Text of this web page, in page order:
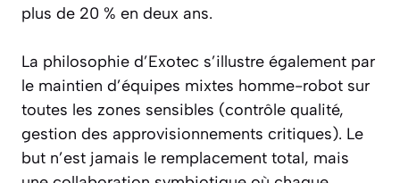
plus de 20 % en deux ans.
La philosophie d’Exotec s’illustre également par
le maintien d’équipes mixtes homme-robot sur
toutes les zones sensibles (contrôle qualité,
gestion des approvisionnements critiques). Le
but n’est jamais le remplacement total, mais